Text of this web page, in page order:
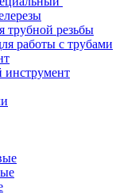
трубной резьбы
работы с трубами
инструмент